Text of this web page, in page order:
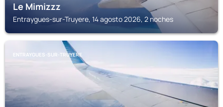
Le Mimizzz
Entraygues-sur-Truyere, 14 agosto 2026, 2 noches
ENTRAYGUES-SUR-TRUYERE